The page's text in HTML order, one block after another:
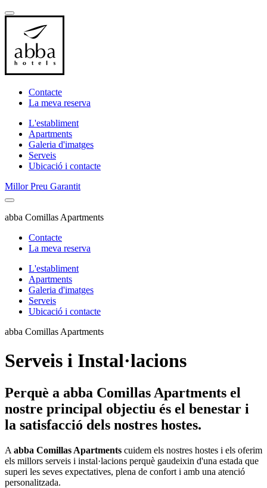
Contacte
La meva reserva
L'establiment
Apartments
Galeria d'imatges
Serveis
Ubicació i contacte
Millor Preu Garantit
abba Comillas Apartments
Contacte
La meva reserva
L'establiment
Apartments
Galeria d'imatges
Serveis
Ubicació i contacte
abba Comillas Apartments
Serveis i Instal·lacions
Perquè a abba Comillas Apartments el
nostre principal objectiu és el benestar i
la satisfacció dels nostres hostes.
A abba Comillas Apartments cuidem els nostres hostes i els oferim
els millors serveis i instal·lacions perquè gaudeixin d'una estada que
superi les seves expectatives, plena de confort i amb una atenció
personalitzada.